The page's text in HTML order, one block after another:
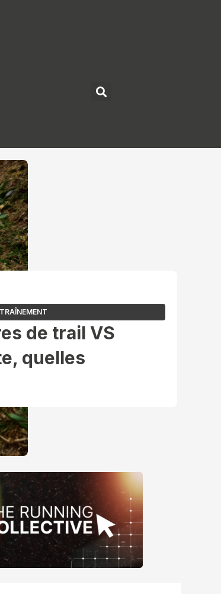
de trail VS
quelles